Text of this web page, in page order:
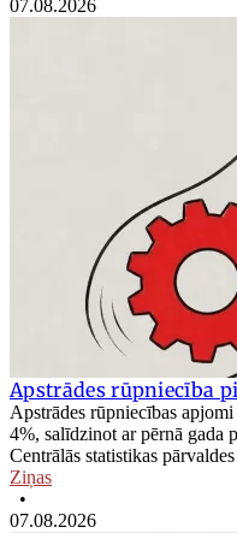
07.08.2026
Apstrādes rūpniecība
Apstrādes rūpniecības
4%, salīdzinot ar pērnā gada
Centrālās statistikas
Ziņas
•
07.08.2026